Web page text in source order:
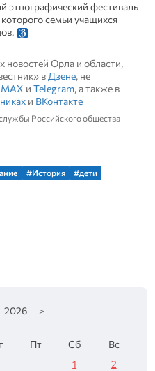
этнографический фестиваль
семьи учащихся
новостей Орла и области,
в Дзене, не
MAX и Telegram, а также в
и ВКонтакте
Российского общества
#История #дети
2026 >
Пт Сб
Вс
1
2